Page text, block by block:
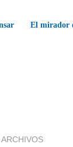
El mirador
ARCHIVOS